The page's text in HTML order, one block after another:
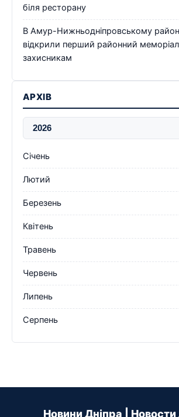
біля ресторану
В Амур-Нижньодніпровському
відкрили перший районний
захисникам
АРХІВ
Січень
Лютий
Березень
Квітень
Травень
Червень
Липень
Серпень
Новини Дніпра |